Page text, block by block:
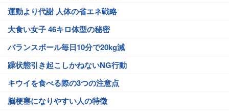
運動より代謝 人体の省エネ戦略
大食い女子 46キロ体型の秘密
バランスボール毎日10分で20kg減
躁状態引き起こしかねないNG行動
キウイを食べる際の3つの注意点
脳梗塞になりやすい人の特徴